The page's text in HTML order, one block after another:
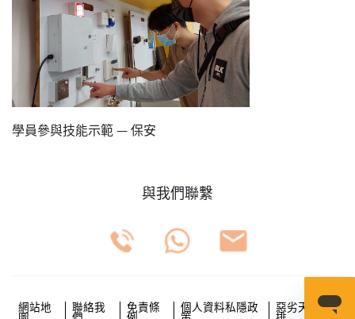
學員參與技能示範 — 保安
與我們聯繫
網站地 聯絡我 免責條 個人資料私隱政 惡劣天氣安